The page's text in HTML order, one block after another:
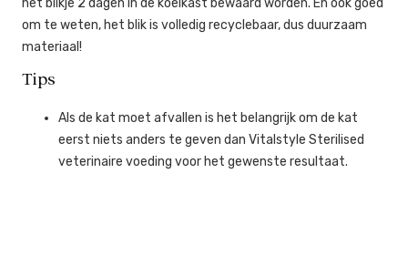
het blikje 2 dagen in de koelkast bewaard worden. En ook goed
om te weten, het blik is volledig recyclebaar, dus duurzaam
materiaal!
Tips
Als de kat moet afvallen is het belangrijk om de kat
eerst niets anders te geven dan Vitalstyle Sterilised
veterinaire voeding voor het gewenste resultaat.